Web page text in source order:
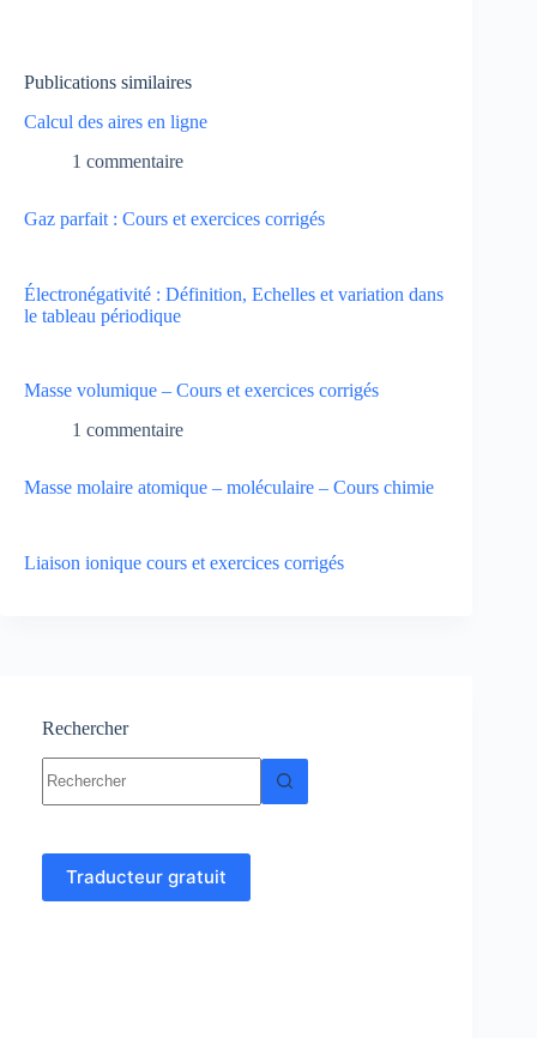
Publications similaires
Calcul des aires en ligne
1 commentaire
Gaz parfait : Cours et exercices corrigés
Électronégativité : Définition, Echelles et variation dans
le tableau périodique
Masse volumique – Cours et exercices corrigés
1 commentaire
Masse molaire atomique – moléculaire – Cours chimie
Liaison ionique cours et exercices corrigés
Rechercher
résultat
Traducteur gratuit